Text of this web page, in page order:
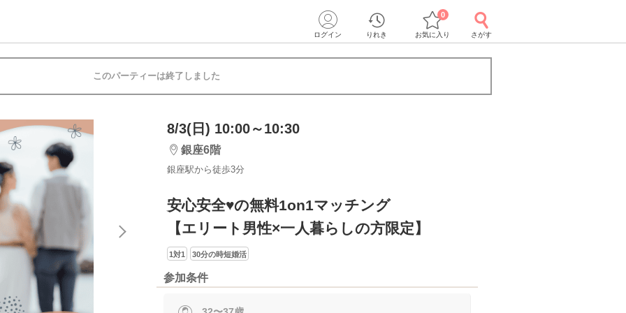
ログイン りれき お気に入り
0
さがす
このパーティーは終了しました
8/3(日) 10:00～10:30
銀座6階
銀座駅から徒歩3分
安心安全♥の無料1on1マッチング
【エリート男性×一人暮らしの方限定】
1対1 30分の時短婚活
参加条件